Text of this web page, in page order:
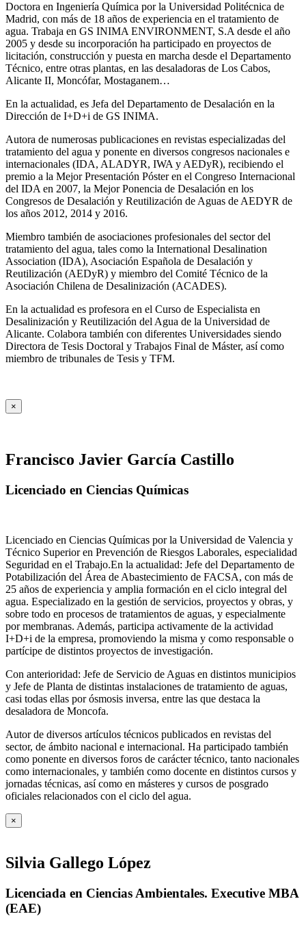
Doctora en Ingeniería Química por la Universidad Politécnica de
Madrid, con más de 18 años de experiencia en el tratamiento de
agua. Trabaja en GS INIMA ENVIRONMENT, S.A desde el año
2005 y desde su incorporación ha participado en proyectos de
licitación, construcción y puesta en marcha desde el Departamento
Técnico, entre otras plantas, en las desaladoras de Los Cabos,
Alicante II, Moncófar, Mostaganem…
En la actualidad, es Jefa del Departamento de Desalación en la
Dirección de I+D+i de GS INIMA.
Autora de numerosas publicaciones en revistas especializadas del
tratamiento del agua y ponente en diversos congresos nacionales e
internacionales (IDA, ALADYR, IWA y AEDyR), recibiendo el
premio a la Mejor Presentación Póster en el Congreso Internacional
del IDA en 2007, la Mejor Ponencia de Desalación en los
Congresos de Desalación y Reutilización de Aguas de AEDYR de
los años 2012, 2014 y 2016.
Miembro también de asociaciones profesionales del sector del
tratamiento del agua, tales como la International Desalination
Association (IDA), Asociación Española de Desalación y
Reutilización (AEDyR) y miembro del Comité Técnico de la
Asociación Chilena de Desalinización (ACADES).
En la actualidad es profesora en el Curso de Especialista en
Desalinización y Reutilización del Agua de la Universidad de
Alicante. Colabora también con diferentes Universidades siendo
Directora de Tesis Doctoral y Trabajos Final de Máster, así como
miembro de tribunales de Tesis y TFM.
×
Francisco Javier García Castillo
Licenciado en Ciencias Químicas
Licenciado en Ciencias Químicas por la Universidad de Valencia y
Técnico Superior en Prevención de Riesgos Laborales, especialidad
Seguridad en el Trabajo.En la actualidad: Jefe del Departamento de
Potabilización del Área de Abastecimiento de FACSA, con más de
25 años de experiencia y amplia formación en el ciclo integral del
agua. Especializado en la gestión de servicios, proyectos y obras, y
sobre todo en procesos de tratamientos de aguas, y especialmente
por membranas. Además, participa activamente de la actividad
I+D+i de la empresa, promoviendo la misma y como responsable o
partícipe de distintos proyectos de investigación.
Con anterioridad: Jefe de Servicio de Aguas en distintos municipios
y Jefe de Planta de distintas instalaciones de tratamiento de aguas,
casi todas ellas por ósmosis inversa, entre las que destaca la
desaladora de Moncofa.
Autor de diversos artículos técnicos publicados en revistas del
sector, de ámbito nacional e internacional. Ha participado también
como ponente en diversos foros de carácter técnico, tanto nacionales
como internacionales, y también como docente en distintos cursos y
jornadas técnicas, así como en másteres y cursos de posgrado
oficiales relacionados con el ciclo del agua.
×
Silvia Gallego López
Licenciada en Ciencias Ambientales. Executive MBA
(EAE)